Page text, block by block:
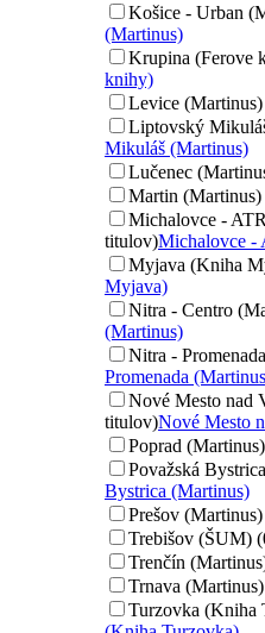
Košice - Urban
(Martinus)
Krupina (Ferove
knihy)
Levice
Liptovský
Mikuláš (Martinus)
Lučenec
Martin
Michalovce -
titulov)Michalovce -
Myjava (Kniha
Myjava)
Nitra - Centro
(Martinus)
Nitra -
Promenada
Nové Mesto nad
titulov)Nové Mesto
Poprad
Považská
Bystrica (Martinus)
Prešov
Trebišov (ŠUM)
Trenčín
Trnava
Turzovka (Kniha